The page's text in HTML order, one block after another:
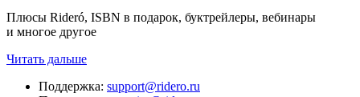
Плюсы Rideró, ISBN в подарок, буктрейлеры, вебинары
и многое другое
Читать дальше
Поддержка: support@ridero.ru